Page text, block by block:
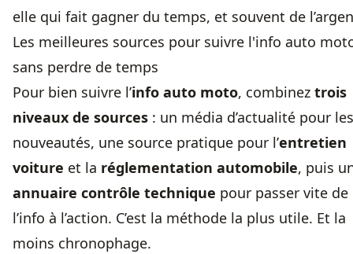
elle qui fait gagner du temps, et souvent de
Les meilleures sources pour suivre l'info auto
sans perdre de temps
Pour bien suivre l’info auto moto, combinez trois
niveaux de sources : un média d’actualité pour les
nouveautés, une source pratique pour l’entretien
voiture et la réglementation automobile, puis
annuaire contrôle technique pour passer vite de
l’info à l’action. C’est la méthode la plus utile. Et la
moins chronophage.